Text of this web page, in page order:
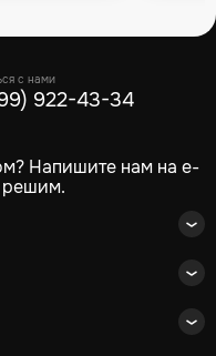
с нами
922-43-34
Напишите нам на e-
решим.